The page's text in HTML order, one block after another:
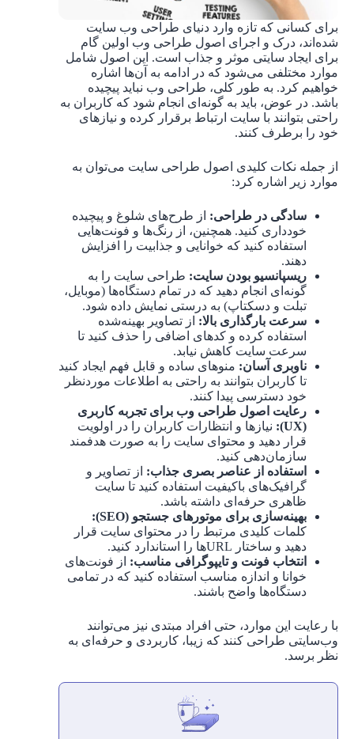
برای کسانی که تازه وارد دنیای طراحی وب‌ سایت
شده‌اند، درک و اجرای اصول طراحی وب اولین گام
برای ایجاد سایتی موثر و جذاب است. این اصول شامل
موارد مختلفی می‌شود که در ادامه به آن‌ها اشاره
خواهیم کرد. به طور کلی، طراحی وب نباید پیچیده
باشد. در عوض، باید به گونه‌ای انجام شود که کاربران به
راحتی بتوانند با سایت ارتباط برقرار کرده و نیازهای
خود را برطرف کنند.
از جمله نکات کلیدی اصول طراحی سایت می‌توان به
موارد زیر اشاره کرد:
سادگی در طراحی: از طرح‌های شلوغ و پیچیده
خودداری کنید. همچنین، از رنگ‌ها و فونت‌هایی
استفاده کنید که خوانایی و جذابیت را افزایش
دهند.
ریسپانسیو بودن سایت: طراحی سایت را به
گونه‌ای انجام دهید که در تمام دستگاه‌ها (موبایل،
تبلت و دسکتاپ) به درستی نمایش داده شود.
سرعت بارگذاری بالا: از تصاویر بهینه‌شده
استفاده کرده و کدهای اضافی را حذف کنید تا
سرعت سایت کاهش نیابد.
ناوبری آسان: منوهای ساده و قابل فهم ایجاد کنید
تا کاربران بتوانند به راحتی به اطلاعات موردنظر
خود دسترسی پیدا کنند.
رعایت اصول طراحی وب برای تجربه کاربری
(UX):
نیازها و انتظارات کاربران را در اولویت
قرار دهید و محتوای سایت را به صورت هدفمند
سازمان‌دهی کنید.
استفاده از عناصر بصری جذاب: از تصاویر و
گرافیک‌های باکیفیت استفاده کنید تا سایت
ظاهری حرفه‌ای داشته باشد.
بهینه‌سازی برای موتورهای جستجو (SEO):
کلمات کلیدی مرتبط را در محتوای سایت قرار
دهید و ساختار URLها را استاندارد کنید.
انتخاب فونت و تایپوگرافی مناسب: از فونت‌های
خوانا و اندازه مناسب استفاده کنید که در تمامی
دستگاه‌ها واضح باشند.
با رعایت این موارد، حتی افراد مبتدی نیز می‌توانند
وب‌سایتی طراحی کنند که زیبا، کاربردی و حرفه‌ای به
نظر برسد.